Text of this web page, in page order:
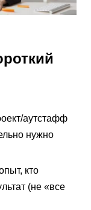
аутстафф
нужно
кто
(не «все